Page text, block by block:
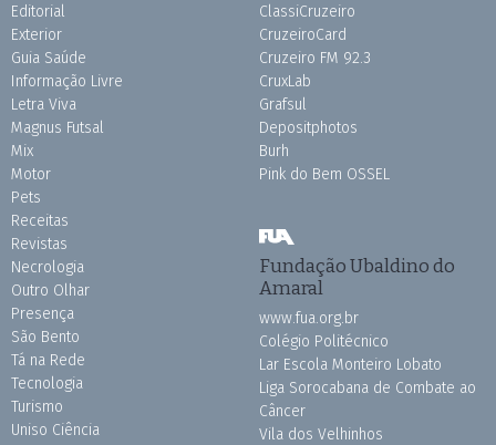
Editorial
Exterior
Guia Saúde
Informação Livre
Letra Viva
Magnus Futsal
Mix
Motor
Pets
Receitas
Revistas
Necrologia
Outro Olhar
Presença
São Bento
Tá na Rede
Tecnologia
Turismo
Uniso Ciência
ClassiCruzeiro
CruzeiroCard
Cruzeiro FM 92.3
CruxLab
Grafsul
Depositphotos
Burh
Pink do Bem OSSEL
Fundação Ubaldino do
Amaral
www.fua.org.br
Colégio Politécnico
Lar Escola Monteiro Lobato
Liga Sorocabana de Combate ao
Câncer
Vila dos Velhinhos